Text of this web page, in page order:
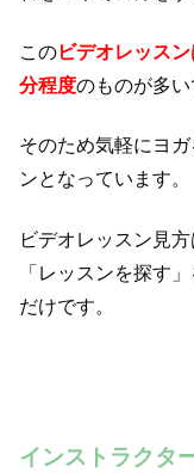
このビデオレッス
分程度のものが多い
そのため気軽にヨ
ンとなっています。
ビデオレッスン見
「レッスンを探す
だけです。
インストラクタ